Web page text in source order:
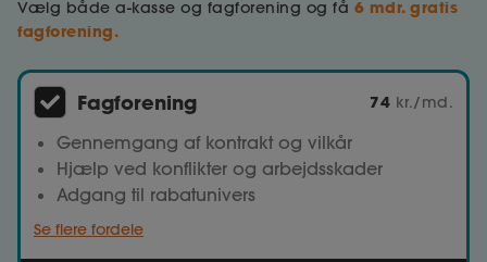
Vælg både a-kasse og fagforening og få 6 mdr. gratis
fagforening.
Fagforening 74 kr./md.
Gennemgang af kontrakt og vilkår
Hjælp ved konflikter og arbejdsskader
Adgang til rabatunivers
Se flere fordele